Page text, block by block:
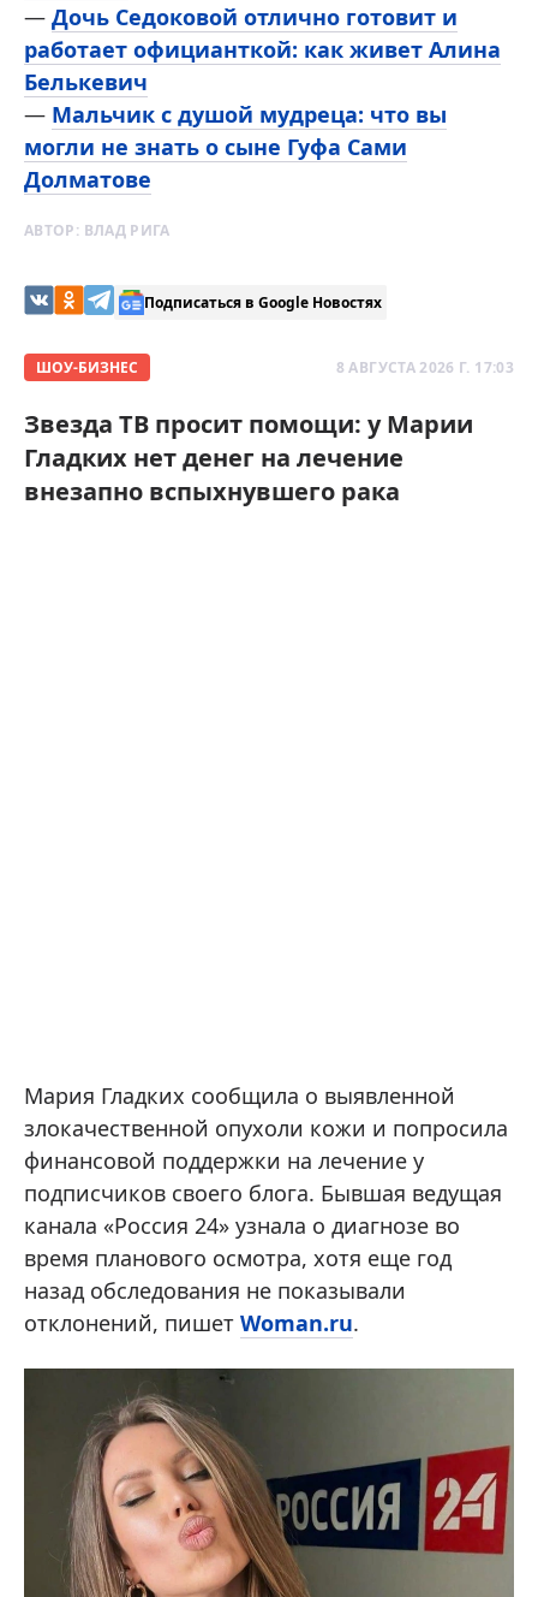
— Дочь Седоковой отлично готовит и
работает официанткой: как живет Алина
Белькевич
— Мальчик с душой мудреца: что вы
могли не знать о сыне Гуфа Сами
Долматове
АВТОР: ВЛАД РИГА
Подписаться в Google Новостях
ШОУ-БИЗНЕС 8 АВГУСТА 2026 Г. 17:03
Звезда ТВ просит помощи: у Марии
Гладких нет денег на лечение
внезапно вспыхнувшего рака
Мария Гладких сообщила о выявленной
злокачественной опухоли кожи и попросила
финансовой поддержки на лечение у
подписчиков своего блога. Бывшая ведущая
канала «Россия 24» узнала о диагнозе во
время планового осмотра, хотя еще год
назад обследования не показывали
отклонений, пишет Woman.ru.